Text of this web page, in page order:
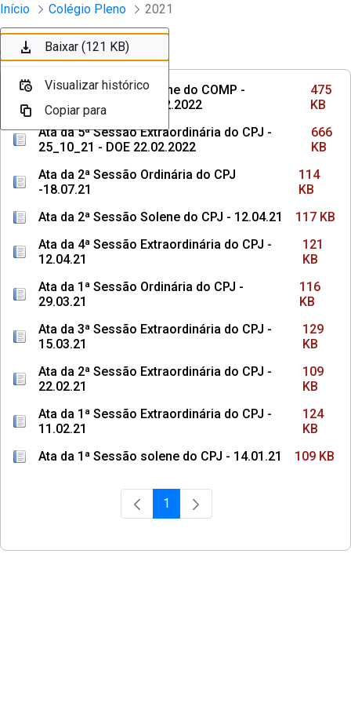
Pular para o Conteúdo principal
Sessões e Reuniões - Documentos
Início Colégio Pleno 2021
Ordenar Filtro
Ata da 3ª Sessão Solene do COMP -
09.12.2021 - DOE 22.02.2022
475
KB
Ata da 5ª Sessão Extraordinária do CPJ -
25_10_21 - DOE 22.02.2022
666
KB
Ata da 2ª Sessão Ordinária do CPJ
-18.07.21
114
KB
Ata da 2ª Sessão Solene do CPJ - 12.04.21
117 KB
Ata da 4ª Sessão Extraordinária do CPJ -
12.04.21
121
KB
Ata da 1ª Sessão Ordinária do CPJ -
29.03.21
116
KB
Ata da 3ª Sessão Extraordinária do CPJ -
15.03.21
129
KB
Ata da 2ª Sessão Extraordinária do CPJ -
22.02.21
109
KB
Ata da 1ª Sessão Extraordinária do CPJ -
11.02.21
124
KB
Ata da 1ª Sessão solene do CPJ - 14.01.21
109 KB
Página
1
Baixar (475 KB)
Visualizar histórico
Copiar para
Baixar (666 KB)
Visualizar histórico
Copiar para
Baixar (114 KB)
Visualizar histórico
Copiar para
Baixar (117 KB)
Visualizar histórico
Copiar para
Baixar (121 KB)
Visualizar histórico
Copiar para